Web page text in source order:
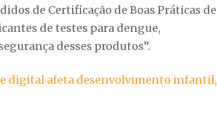
de Certificação de Boas Práticas de
de testes para dengue,
desses produtos”.
digital afeta desenvolvimento infantil,